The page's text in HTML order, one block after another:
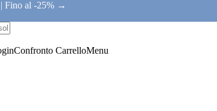
Fino al -25% →
Confronto CarrelloMenu